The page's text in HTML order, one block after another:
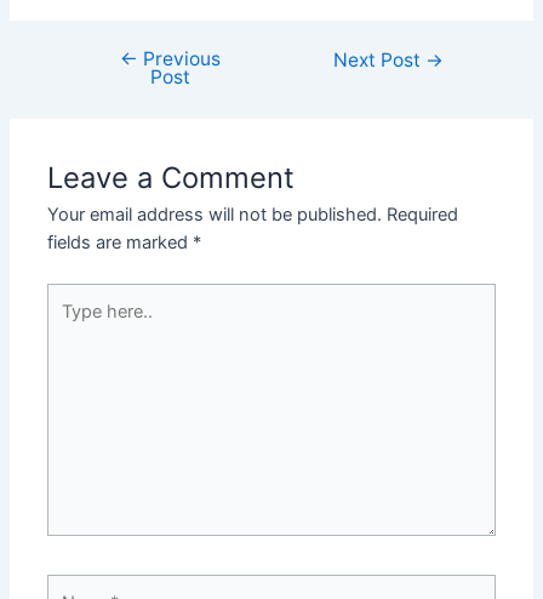
← Previous
Post
Next Post →
Leave a Comment
Your email address will not be published. Required
fields are marked *
here..